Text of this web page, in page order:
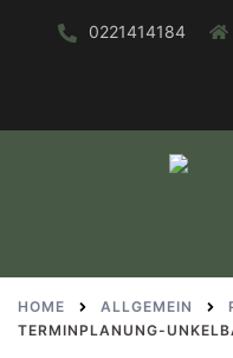
0221414184
HOME ALLGEMEIN
TERMINPLANUNG-